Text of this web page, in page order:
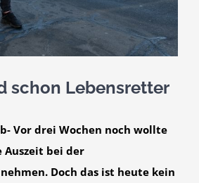
schon Lebensretter
Vor drei Wochen noch wollte
Auszeit bei der
Doch das ist heute kein